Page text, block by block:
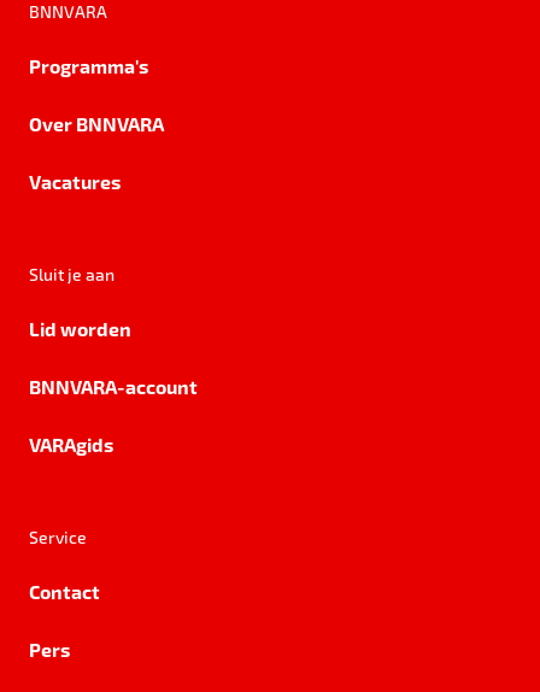
BNNVARA
Programma's
Over BNNVARA
Vacatures
Sluit je aan
Lid worden
BNNVARA-account
VARAgids
Service
Contact
Pers